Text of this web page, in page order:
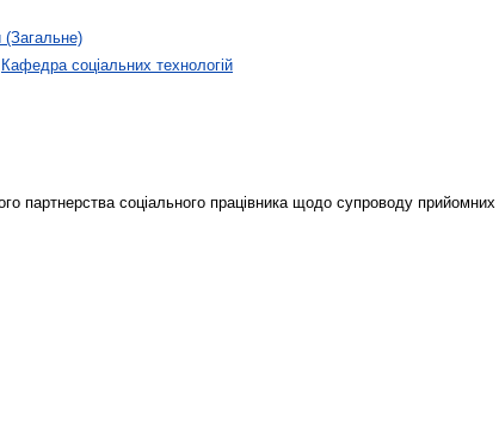
(Загальне)
Кафедра соціальних технологій
партнерства соціального працівника щодо супроводу